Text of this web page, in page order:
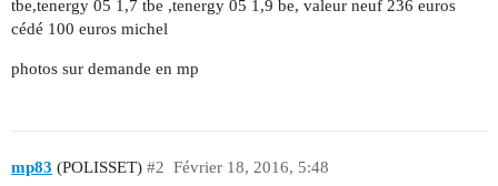
tbe,tenergy 05 1,7 tbe ,tenergy 05 1,9 be, valeur neuf 236 euros
cédé 100 euros michel
photos sur demande en mp
mp83 (POLISSET) Février 18, 2016, 5:48
#2